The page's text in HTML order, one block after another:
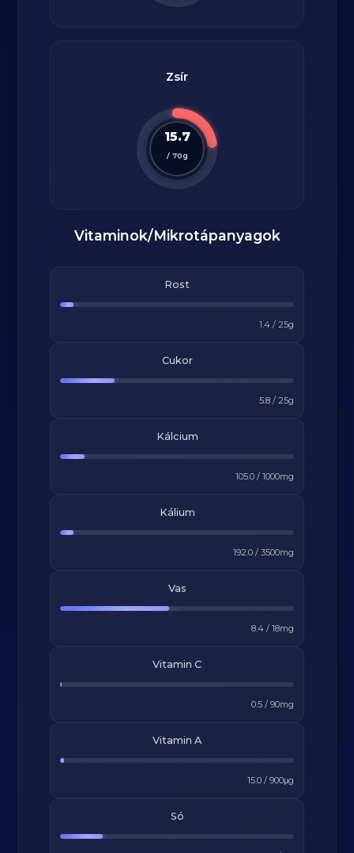
Zsír
15.7
/ 70g
Vitaminok/Mikrotápanyagok
Rost
1.4/ 25g
Cukor
5.8/ 25g
Kálcium
105.0/ 1000mg
Kálium
192.0/ 3500mg
Vas
8.4/ 18mg
Vitamin C
0.5/ 90mg
Vitamin A
15.0/ 900μg
Só